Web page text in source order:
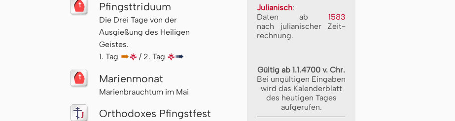
Pfingst­tri­du­um
Die Drei Tage von der
Ausgießung des Heiligen
Geistes.
1. Tag ↦🌇 / 2. Tag 🌇↦
Marienmonat
Marienbrauchtum im Mai
Orthodoxes Pfingstfest
Julianisch:
Daten ab 1583
nach ju­li­a­ni­scher Zeit­
rech­nung.
Gültig ab 1.1.4700 v. Chr.
Bei ungültigen Eingaben
wird das Kalenderblatt
des heutigen Tages
aufgerufen.